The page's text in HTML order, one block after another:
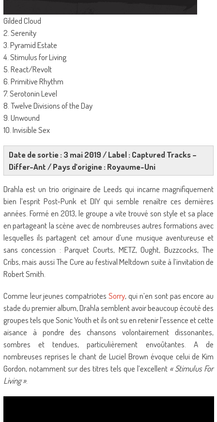
Gilded Cloud
2. Serenity
3. Pyramid Estate
4. Stimulus for Living
5. React/Revolt
6. Primitive Rhythm
7. Serotonin Level
8. Twelve Divisions of the Day
9. Unwound
10. Invisible Sex
Date de sortie : 3 mai 2019 / Label : Captured Tracks –
Differ-Ant / Pays d’origine : Royaume-Uni
Drahla est un trio originaire de Leeds qui incarne magnifiquement
bien l’esprit Post-Punk et DIY qui semble renaître ces dernières
années. Formé en 2013, le groupe a vite trouvé son style et sa place
en partageant la scène avec de nombreuses autres formations avec
lesquelles ils partagent cet amour d’une musique aventureuse et
sans concession : Parquet Courts, METZ, Ought, Buzzcocks, The
Cribs, mais aussi The Cure au festival Meltdown suite à l’invitation de
Robert Smith.
Comme leur jeunes compatriotesSorry, qui n’en sont pas encore au
stade du premier album, Drahla semblent avoir beaucoup écouté des
groupes tels que Sonic Youth et ils ont su en retenir l’essence et cette
aisance à pondre des chansons volontairement dissonantes,
sombres et tendues, particulièrement envoûtantes. A de
nombreuses reprises le chant de Luciel Brown évoque celui de Kim
Gordon, notamment sur des titres tels que l’excellent « Stimulus For
Living ».